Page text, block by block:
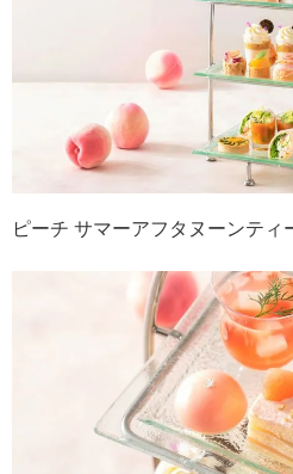
ピーチ サマーアフタヌーンティ